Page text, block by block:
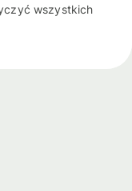
wszystkich